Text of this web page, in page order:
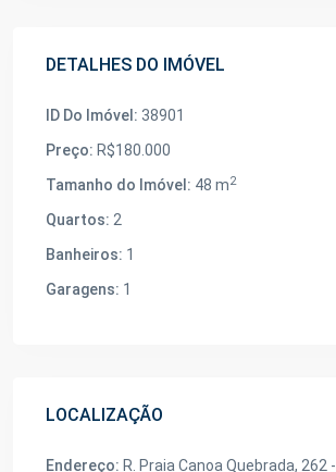
DETALHES DO IMÓVEL
ID Do Imóvel: 38901
Preço: R$180.000
Tamanho do Imóvel: 48 m2
Quartos: 2
Banheiros: 1
Garagens: 1
LOCALIZAÇÃO
Endereço: R. Praia Canoa Quebrada, 262 -